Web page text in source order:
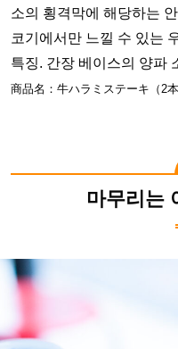
소의 횡격막에 해당하는
코기에서만 느낄 수 있는
특징. 간장 베이스의 양파
商品名：牛ハラミステーキ（2本
마무리는